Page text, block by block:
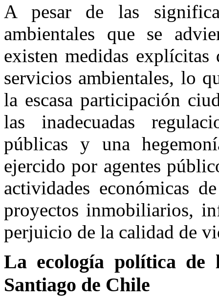
A pesar de las
ambientales que se
existen medidas
servicios ambientales, lo
la escasa participación
las inadecuadas
públicas y una
ejercido por agentes
actividades económicas
proyectos inmobiliarios,
perjuicio de la calidad de
La ecología política de
Santiago de Chile